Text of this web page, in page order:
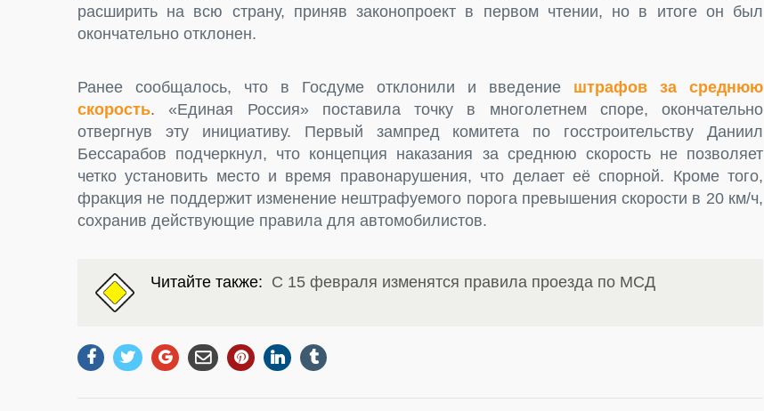
расширить на всю страну, приняв законопроект в первом чтении, но в итоге он был
окончательно отклонен.
Ранее сообщалось, что в Госдуме отклонили и введение штрафов за среднюю
скорость. «Единая Россия» поставила точку в многолетнем споре, окончательно
отвергнув эту инициативу. Первый зампред комитета по госстроительству Даниил
Бессарабов подчеркнул, что концепция наказания за среднюю скорость не позволяет
четко установить место и время правонарушения, что делает её спорной. Кроме того,
фракция не поддержит изменение нештрафуемого порога превышения скорости в 20 км/ч,
сохранив действующие правила для автомобилистов.
Читайте также: С 15 февраля изменятся правила проезда по МСД